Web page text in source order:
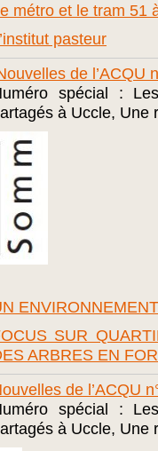
métro et le tram 51
pasteur
de l’ACQU
spécial :
à Uccle, Une
SUR
ARBRES EN
de l’ACQU
spécial :
à Uccle, Une